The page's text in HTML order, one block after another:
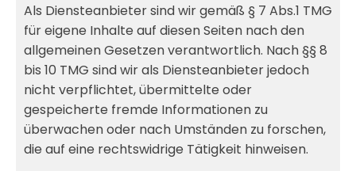
Als Diensteanbieter sind wir gemäß § 7 Abs.1 TMG
für eigene Inhalte auf diesen Seiten nach den
allgemeinen Gesetzen verantwortlich. Nach §§ 8
bis 10 TMG sind wir als Diensteanbieter jedoch
nicht verpflichtet, übermittelte oder
gespeicherte fremde Informationen zu
überwachen oder nach Umständen zu forschen,
die auf eine rechtswidrige Tätigkeit hinweisen.